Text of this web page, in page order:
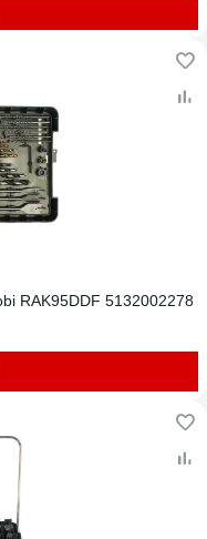
RAK95DDF 5132002278